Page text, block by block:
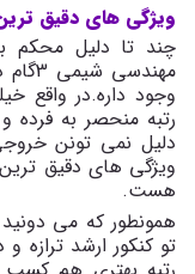
ویژگی های دقیق
چند تا دلیل محکم
وجود داره.در واقع
رتبه منحصر به فرده
دلیل نمی تونن
ویژگی های دقیق
هست.
همونطور که می
تو کنکور ارشد ترازه و